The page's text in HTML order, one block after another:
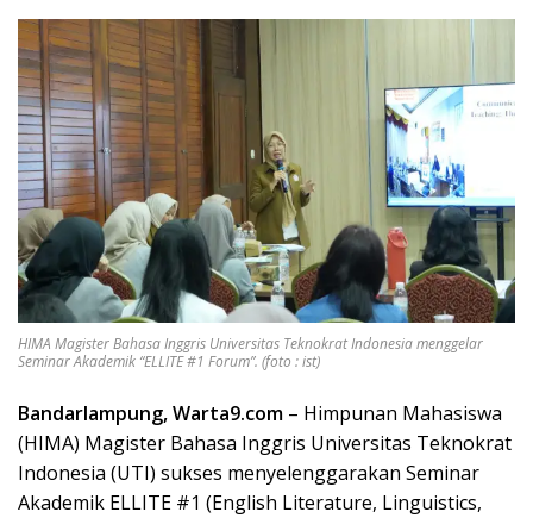
HIMA Magister Bahasa Inggris Universitas Teknokrat Indonesia menggelar
Seminar Akademik “ELLITE #1 Forum”. (foto : ist)
Bandarlampung, Warta9.com – Himpunan Mahasiswa
(HIMA) Magister Bahasa Inggris Universitas Teknokrat
Indonesia (UTI) sukses menyelenggarakan Seminar
Akademik ELLITE #1 (English Literature, Linguistics,